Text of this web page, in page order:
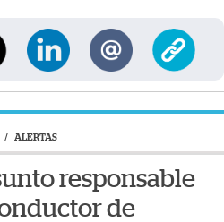
/ ALERTAS
responsable
de